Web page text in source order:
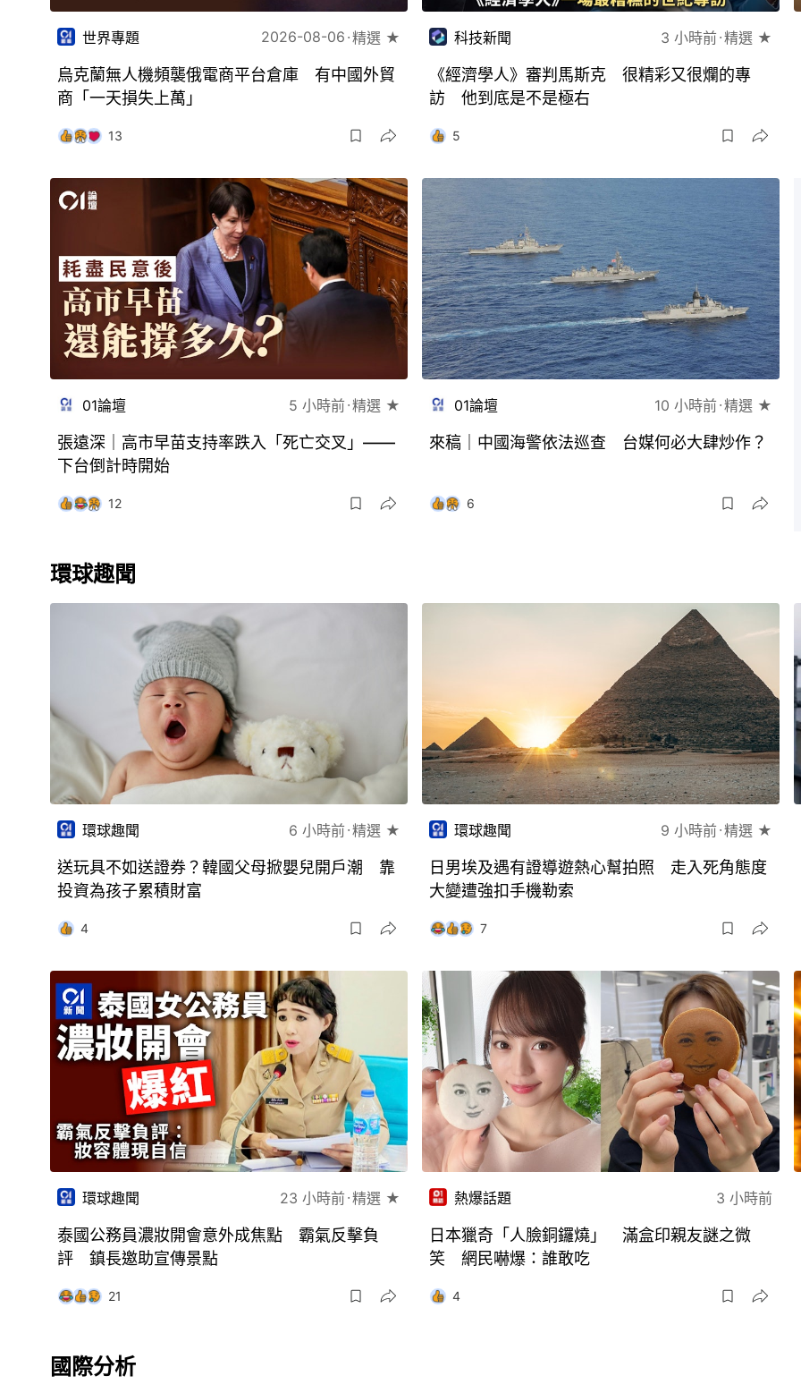
世界專題 2026-08-06 精選 ★
烏克蘭無人機頻襲俄電商平台倉庫 有中國外貿
商「一天損失上萬」
13
科技新聞 3 小時前 精選 ★
《經濟學人》審判馬斯克 很精彩又很爛的專
訪 他到底是不是極右
5
01論壇 5 小時前 精選 ★
張遠深｜高市早苗支持率跌入「死亡交叉」——
下台倒計時開始
12
01論壇 10 小時前 精選 ★
來稿｜中國海警依法巡查 台媒何必大肆炒作？
6
環球趣聞
環球趣聞 6 小時前 精選 ★
送玩具不如送證券？韓國父母掀嬰兒開戶潮 靠
投資為孩子累積財富
4
環球趣聞 9 小時前 精選 ★
日男埃及遇有證導遊熱心幫拍照 走入死角態度
大變遭強扣手機勒索
7
環球趣聞 23 小時前 精選 ★
泰國公務員濃妝開會意外成焦點 霸氣反擊負
評 鎮長邀助宣傳景點
21
熱爆話題 3 小時前
日本獵奇「人臉銅鑼燒」 滿盒印親友謎之微
笑 網民嚇爆：誰敢吃
4
國際分析